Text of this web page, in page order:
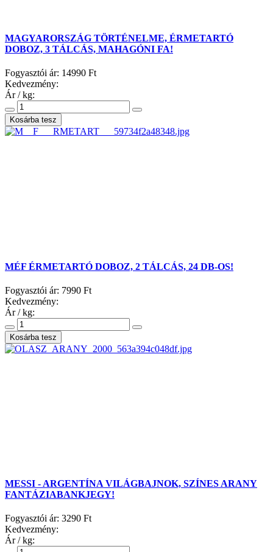
MAGYARORSZÁG TÖRTÉNELME, ÉRMETARTÓ
DOBOZ, 3 TÁLCÁS, MAHAGÓNI FA!
Fogyasztói ár: 14990 Ft
Kedvezmény:
Ár / kg:
MÉF ÉRMETARTÓ DOBOZ, 2 TÁLCÁS, 24 DB-OS!
Fogyasztói ár: 7990 Ft
Kedvezmény:
Ár / kg:
MESSI - ARGENTÍNA VILÁGBAJNOK, SZÍNES ARANY
FANTÁZIABANKJEGY!
Fogyasztói ár: 3290 Ft
Kedvezmény:
Ár / kg: